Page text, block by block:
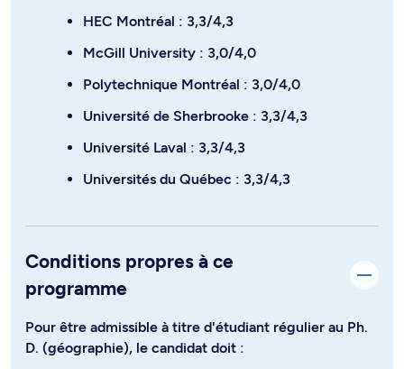
HEC Montréal : 3,3/4,3
McGill University : 3,0/4,0
Polytechnique Montréal : 3,0/4,0
Université de Sherbrooke : 3,3/4,3
Université Laval : 3,3/4,3
Universités du Québec : 3,3/4,3
Conditions propres à ce
programme
Pour être admissible à titre d'étudiant régulier au Ph.
D. (géographie), le candidat doit :